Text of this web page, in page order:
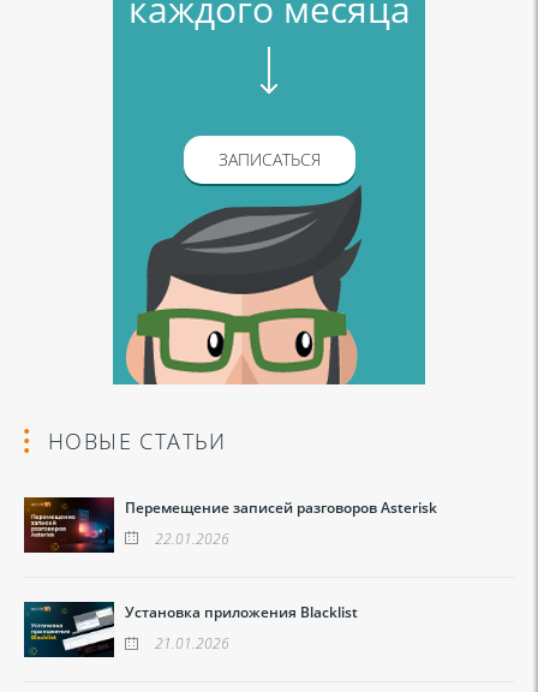
ЗАПИСАТЬСЯ
НОВЫЕ СТАТЬИ
Перемещение записей разговоров Asterisk
22.01.2026
Установка приложения Blacklist
21.01.2026